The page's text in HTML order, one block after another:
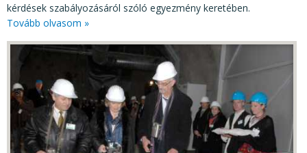
kérdések szabályozásáról szóló egyezmény keretében.
Tovább olvasom »